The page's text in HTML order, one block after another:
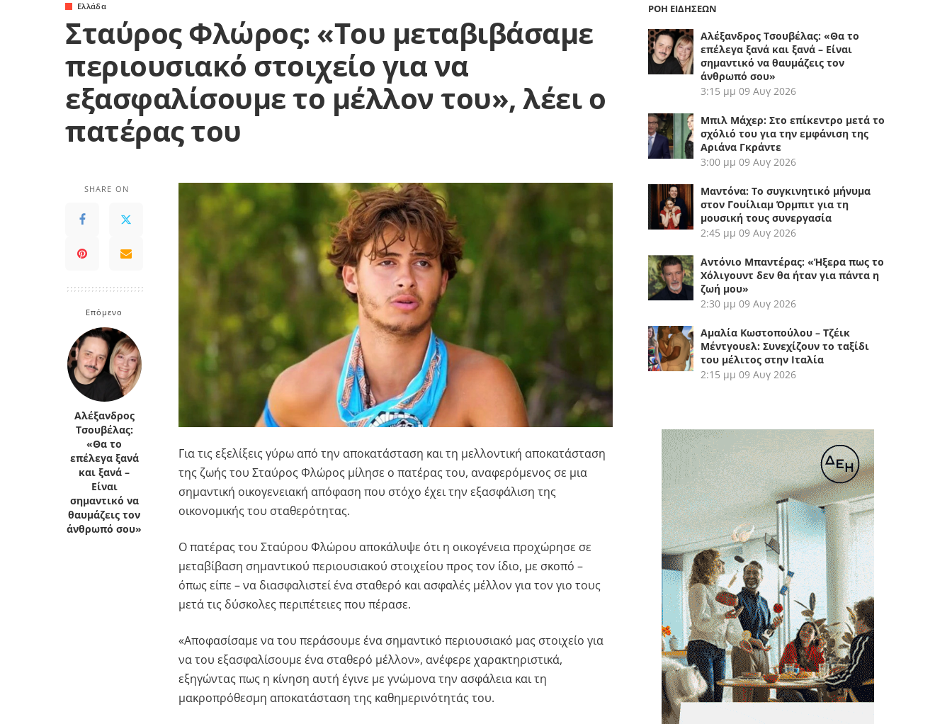
Ελλάδα
Σταύρος Φλώρος: «Του μεταβιβάσαμε
περιουσιακό στοιχείο για να
εξασφαλίσουμε το μέλλον του», λέει ο
πατέρας του
SHARE ON
Επόμενο
Αλέξανδρος
Τσουβέλας:
«Θα το
επέλεγα ξανά
και ξανά –
Είναι
σημαντικό να
θαυμάζεις τον
άνθρωπό σου»
Για τις εξελίξεις γύρω από την αποκατάσταση και τη μελλοντική αποκατάσταση
της ζωής του Σταύρος Φλώρος μίλησε ο πατέρας του, αναφερόμενος σε μια
σημαντική οικογενειακή απόφαση που στόχο έχει την εξασφάλιση της
οικονομικής του σταθερότητας.
Ο πατέρας του Σταύρου Φλώρου αποκάλυψε ότι η οικογένεια προχώρησε σε
μεταβίβαση σημαντικού περιουσιακού στοιχείου προς τον ίδιο, με σκοπό –
όπως είπε – να διασφαλιστεί ένα σταθερό και ασφαλές μέλλον για τον γιο τους
μετά τις δύσκολες περιπέτειες που πέρασε.
«Αποφασίσαμε να του περάσουμε ένα σημαντικό περιουσιακό μας στοιχείο για
να του εξασφαλίσουμε ένα σταθερό μέλλον», ανέφερε χαρακτηριστικά,
εξηγώντας πως η κίνηση αυτή έγινε με γνώμονα την ασφάλεια και τη
μακροπρόθεσμη αποκατάσταση της καθημερινότητάς του.
ΡΟΗ ΕΙΔΗΣΕΩΝ
Αλέξανδρος Τσουβέλας: «Θα το
επέλεγα ξανά και ξανά – Είναι
σημαντικό να θαυμάζεις τον
άνθρωπό σου»
3:15 μμ 09 Αυγ 2026
Μπιλ Μάχερ: Στο επίκεντρο μετά το
σχόλιό του για την εμφάνιση της
Αριάνα Γκράντε
3:00 μμ 09 Αυγ 2026
Μαντόνα: Το συγκινητικό μήνυμα
στον Γουίλιαμ Όρμπιτ για τη
μουσική τους συνεργασία
2:45 μμ 09 Αυγ 2026
Αντόνιο Μπαντέρας: «Ήξερα πως το
Χόλιγουντ δεν θα ήταν για πάντα η
ζωή μου»
2:30 μμ 09 Αυγ 2026
Αμαλία Κωστοπούλου – Τζέικ
Μέντγουελ: Συνεχίζουν το ταξίδι
του μέλιτος στην Ιταλία
2:15 μμ 09 Αυγ 2026